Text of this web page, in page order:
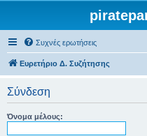
Συχνές ερωτήσεις
Ευρετήριο Δ. Συζήτησης
Σύνδεση
Όνομα μέλους: